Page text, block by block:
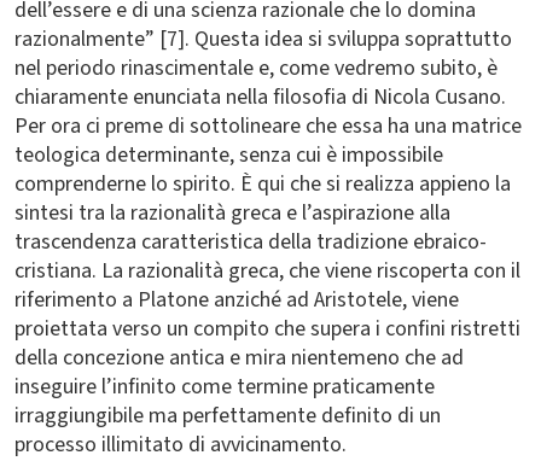
dell’essere e di una scienza razionale che lo domina
razionalmente” [7]. Questa idea si sviluppa soprattutto
nel periodo rinascimentale e, come vedremo subito, è
chiaramente enunciata nella filosofia di Nicola Cusano.
Per ora ci preme di sottolineare che essa ha una matrice
teologica determinante, senza cui è impossibile
comprenderne lo spirito. È qui che si realizza appieno la
sintesi tra la razionalità greca e l’aspirazione alla
trascendenza caratteristica della tradizione ebraico-
cristiana. La razionalità greca, che viene riscoperta con il
riferimento a Platone anziché ad Aristotele, viene
proiettata verso un compito che supera i confini ristretti
della concezione antica e mira nientemeno che ad
inseguire l’infinito come termine praticamente
irraggiungibile ma perfettamente definito di un
processo illimitato di avvicinamento.